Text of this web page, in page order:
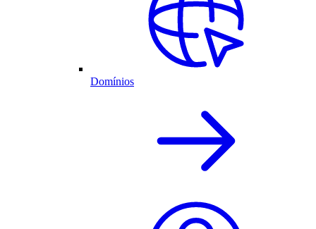
Domínios